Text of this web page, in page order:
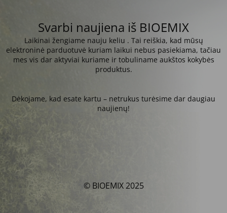
Svarbi naujiena iš BIOEMIX
Laikinai žengiame nauju keliu . Tai reiškia, kad mūsų
elektroninė parduotuvė kuriam laikui nebus pasiekiama, tačiau
mes vis dar aktyviai kuriame ir tobuliname aukštos kokybės
produktus.
Dėkojame, kad esate kartu – netrukus turėsime dar daugiau
naujienų!
© BIOEMIX 2025